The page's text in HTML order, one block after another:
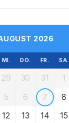
2026
MI. DO. FR. SA.
29 30 31 1
5 6 7 8
12 13 14 15